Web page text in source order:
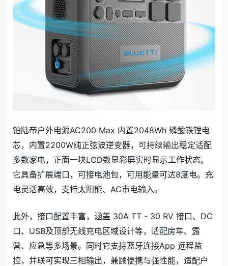
铂陆帝户外电源AC200 Max 内置2048Wh 磷酸铁锂电
芯，内置2200W纯正弦波逆变器，可持续输出稳定适配
多数家电，正面一块LCD数显彩屏实时显示工作状态。
它具备扩展端口，可接电池包，可用能量可达8度电。充
电灵活高效，支持太阳能、AC市电输入。
此外，接口配置丰富，涵盖 30A TT - 30 RV 接口、DC
口、USB及顶部无线充电区域设计等，适配房车、露
营、应急等多场景。同时它支持蓝牙连接App 远程监
控，并联可实现三相输出，兼顾便携与强性能，适配户